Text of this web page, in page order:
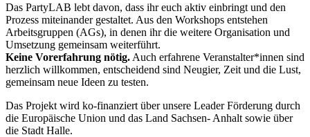
Das PartyLAB lebt davon, dass ihr euch aktiv einbringt und den
Prozess miteinander gestaltet. Aus den Workshops entstehen
Arbeitsgruppen (AGs), in denen ihr die weitere Organisation und
Umsetzung gemeinsam weiterführt.
Keine Vorerfahrung nötig. Auch erfahrene Veranstalter*innen sind
herzlich willkommen, entscheidend sind Neugier, Zeit und die Lust,
gemeinsam neue Ideen zu testen.
Das Projekt wird ko-finanziert über unsere Leader Förderung durch
die Europäische Union und das Land Sachsen- Anhalt sowie über
die Stadt Halle.